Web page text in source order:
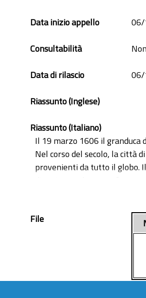
Data inizio appello
Consultabilità
Data di rilascio
Riassunto (Inglese)
Riassunto (Italiano)
Il 19 marzo 1606 il granduca
Nel corso del secolo, la città
provenienti da tutto il globo.
divenire un elemento
della seconda metà del
File